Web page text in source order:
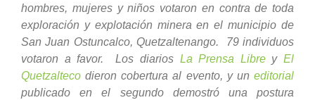
hombres, mujeres y niños votaron en contra de toda
exploración y explotación minera en el municipio de
San Juan Ostuncalco, Quetzaltenango. 79 individuos
votaron a favor. Los diarios La Prensa LibreyEl
Quetzalteco dieron cobertura al evento, y un editorial
publicado en el segundo demostró una postura